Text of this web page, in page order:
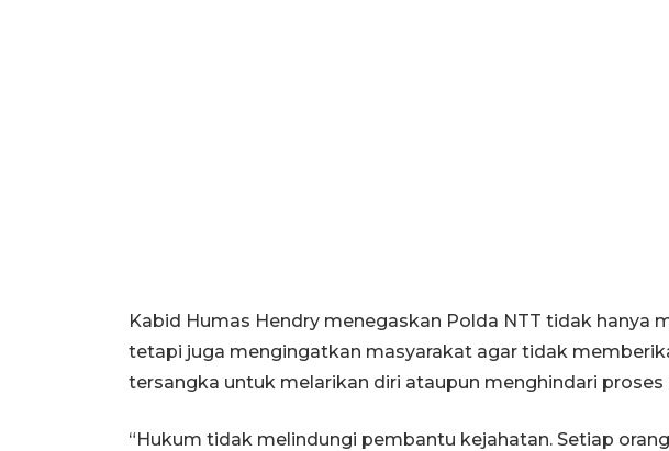
Kabid Humas Hendry menegaskan Polda NTT tidak hanya
tetapi juga mengingatkan masyarakat agar tidak
tersangka untuk melarikan diri ataupun menghindari proses
“Hukum tidak melindungi pembantu kejahatan. Setiap